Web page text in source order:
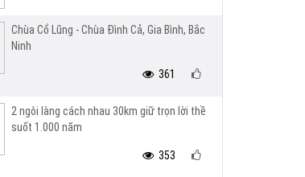
Chùa Cổ Lũng - Chùa Đình Cả, Gia Bình, Bắc
Ninh
361
2 ngôi làng cách nhau 30km giữ trọn lời thề
suốt 1.000 năm
353